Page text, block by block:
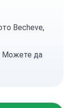
Becheve,
Можете да